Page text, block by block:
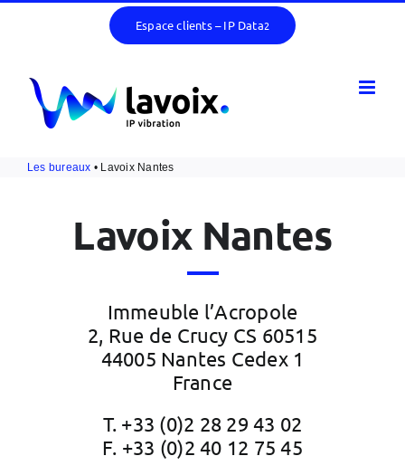
Espace clients – IP Data2
Les bureaux • Lavoix Nantes
Lavoix Nantes
Immeuble l’Acropole
2, Rue de Crucy CS 60515
44005 Nantes Cedex 1
France
T. +33 (0)2 28 29 43 02
F. +33 (0)2 40 12 75 45